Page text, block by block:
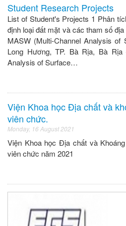
Student Research Projects
List of Student's Projects 1 Phân
định loại đất mặt và các tham số
MASW (Multi-Channel Analysis
Long Hương, TP. Bà Rịa, Bà Rịa
Analysis of Surface…
Viện Khoa học Địa chất và
viên chức.
Monday, 16 August 2021
Viện Khoa học Địa chất và
viên chức năm 2021